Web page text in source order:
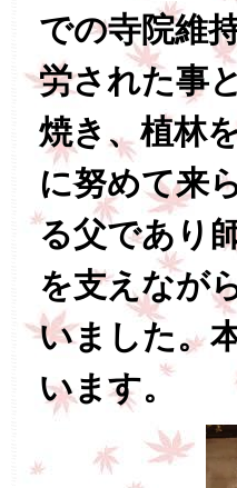
での寺院維
労された事
焼き、植林
に努めて来
る父であり
を支えなが
いました。
います。